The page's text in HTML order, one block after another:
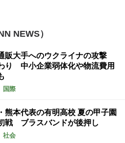
NEWS）
販大手へのウクライナの攻撃
り 中小企業弱体化や物流費用
国際
熊本代表の有明高校 夏の甲子園
戦 ブラスバンドが後押し
社会